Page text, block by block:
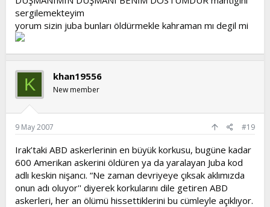
sergilemekteyim
yorum sizin juba bunları öldürmekle kahraman mı degil mi
K khan19556
New member
9 May 2007 #19
Irak’taki ABD askerlerinin en büyük korkusu, bugüne kadar
600 Amerikan askerini öldüren ya da yaralayan Juba kod
adlı keskin nişancı. “Ne zaman devriyeye çıksak aklımızda
onun adı oluyor'' diyerek korkularını dile getiren ABD
askerleri, her an ölümü hissettiklerini bu cümleyle açıklıyor.